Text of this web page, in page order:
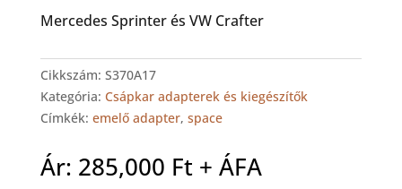
Mercedes Sprinter és VW Crafter
Cikkszám: S370A17
Kategória: Csápkar adapterek és kiegészítők
Címkék: emelő adapter, space
Ár: 285,000 Ft + ÁFA